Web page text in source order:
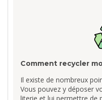
Comment recycler
Il existe de nombreux
Vous pouvez y déposer